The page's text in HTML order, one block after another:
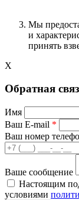
Мы
и
принять
X
Обратная
Имя
Ваш E-mail *
Ваш номер
Ваше сообщение
Настоящим
условиями